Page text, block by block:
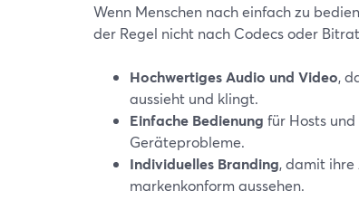
Wenn Menschen nach einfach zu
der Regel nicht nach Codecs oder
Hochwertiges Audio und Video,
aussieht und klingt.
Einfache Bedienung für Hosts
Geräteprobleme.
Individuelles Branding, damit
markenkonform aussehen.